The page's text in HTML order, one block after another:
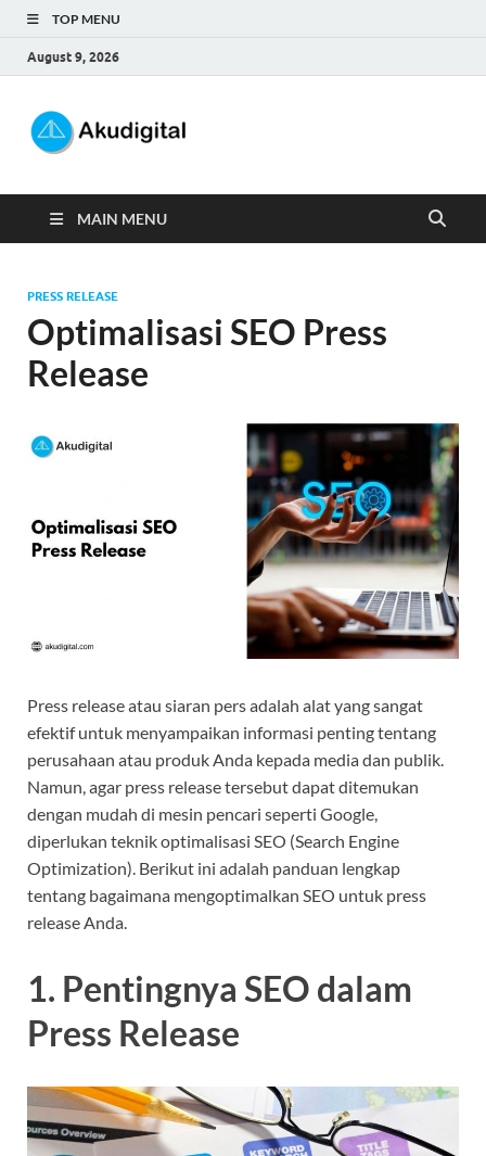
TOP MENU
August 9, 2026
MAIN MENU
PRESS RELEASE
Optimalisasi SEO Press
Release
Press release atau siaran pers adalah alat yang sangat
efektif untuk menyampaikan informasi penting tentang
perusahaan atau produk Anda kepada media dan publik.
Namun, agar press release tersebut dapat ditemukan
dengan mudah di mesin pencari seperti Google,
diperlukan teknik optimalisasi SEO (Search Engine
Optimization). Berikut ini adalah panduan lengkap
tentang bagaimana mengoptimalkan SEO untuk press
release Anda.
1. Pentingnya SEO dalam
Press Release